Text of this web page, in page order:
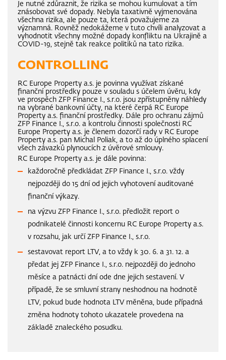
Je nutné zdůraznit, že rizika se mohou kumulovat a tím
znásobovat své dopady. Nebyla taxativně vyjmenována
všechna rizika, ale pouze ta, která považujeme za
významná. Rovněž nedokážeme v tuto chvíli analyzovat a
vyhodnotit všechny možné dopady konfliktu na Ukrajině a
COVID-19, stejně tak reakce politiků na tato rizika.
CONTROLLING
RC Europe Property a.s. je povinna využívat získané
finanční prostředky pouze v souladu s účelem úvěru, kdy
ve prospěch ZFP Finance I., s.r.o. jsou zpřístupněny náhledy
na vybrané bankovní účty, na které čerpá RC Europe
Property a.s. finanční prostředky. Dále pro ochranu zájmů
ZFP Finance I., s.r.o. a kontrolu činnosti společnosti RC
Europe Property a.s. je členem dozorčí rady v RC Europe
Property a.s. pan Michal Poliak, a to až do úplného splacení
všech závazků plynoucích z úvěrové smlouvy.
RC Europe Property a.s. je dále povinna:
každoročně předkládat ZFP Finance I., s.r.o. vždy
nejpozději do 15 dní od jejich vyhotovení auditované
finanční výkazy.
na výzvu ZFP Finance I., s.r.o. předložit report o
podnikatelé činnosti koncernu RC Europe Property a.s.
v rozsahu, jak určí ZFP Finance I., s.r.o.
sestavovat report LTV, a to vždy k 30. 6. a 31. 12. a
předat jej ZFP Finance I., s.r.o. nejpozději do jednoho
měsíce a patnácti dní ode dne jejich sestavení. V
případě, že se smluvní strany neshodnou na hodnotě
LTV, pokud bude hodnota LTV měněna, bude případná
změna hodnoty tohoto ukazatele provedena na
základě znaleckého posudku.